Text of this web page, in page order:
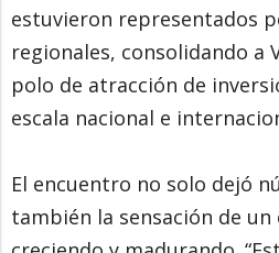
estuvieron representados
regionales, consolidando a
polo de atracción de
escala nacional e
El encuentro no solo dejó
también la sensación de